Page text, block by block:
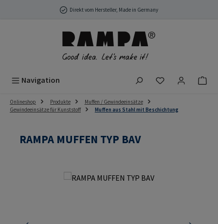
Zum Hauptinhalt springenDirekt vom Hersteller, Made in Germany
Navigation Du hast 0
Onlineshop Produkte
Muffen / Gewindeeinsätze
Gewindeeinsätze für Kunststoff
Muffen aus Stahl mit Beschichtung
RAMPA MUFFEN TYP BAV
Bildergalerie überspringen